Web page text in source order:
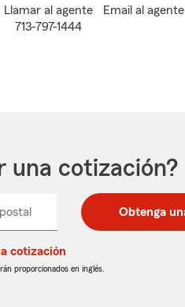
Llamar al agente
713-797-1444
Email al agente
una cotización?
postal
de
postal
de
Obtenga
cotización
proporcionados en inglés.